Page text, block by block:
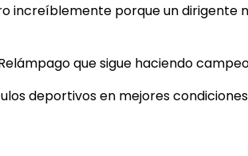
increíblemente porque un dirigente
que sigue haciendo
deportivos en mejores